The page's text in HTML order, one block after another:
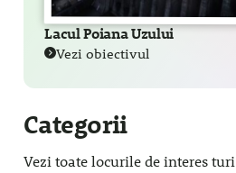
Lacul Poiana Uzului
Vezi obiectivul
Categorii
Vezi toate locurile de interes